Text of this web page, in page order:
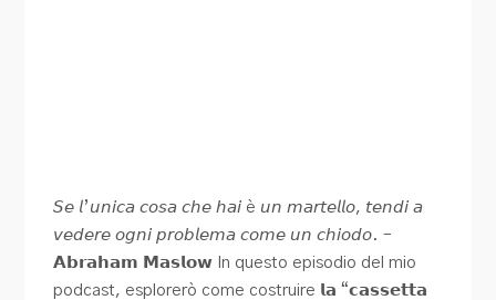
𝘚𝘦 𝘭’𝘶𝘯𝘪𝘤𝘢 𝘤𝘰𝘴𝘢 𝘤𝘩𝘦 𝘩𝘢𝘪 è 𝘶𝘯 𝘮𝘢𝘳𝘵𝘦𝘭𝘭𝘰, 𝘵𝘦𝘯𝘥𝘪 𝘢
𝘷𝘦𝘥𝘦𝘳𝘦 𝘰𝘨𝘯𝘪 𝘱𝘳𝘰𝘣𝘭𝘦𝘮𝘢 𝘤𝘰𝘮𝘦 𝘶𝘯 𝘤𝘩𝘪𝘰𝘥𝘰. –
𝗔𝗯𝗿𝗮𝗵𝗮𝗺 𝗠𝗮𝘀𝗹𝗼𝘄 In questo episodio del mio
podcast, esplorerò come costruire 𝗹𝗮 “𝗰𝗮𝘀𝘀𝗲𝘁𝘁𝗮